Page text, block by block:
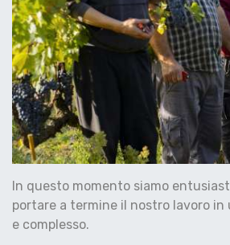
In questo momento siamo
portare a termine il nostro lavoro in
e complesso.